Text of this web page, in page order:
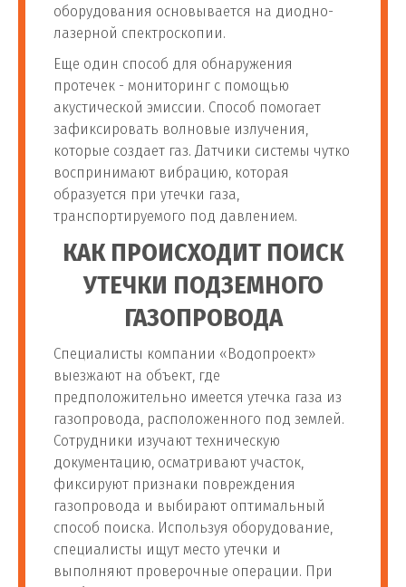
оборудования основывается на диодно-
лазерной спектроскопии.
Еще один способ для обнаружения
протечек - мониторинг с помощью
акустической эмиссии. Способ помогает
зафиксировать волновые излучения,
которые создает газ. Датчики системы чутко
воспринимают вибрацию, которая
образуется при утечки газа,
транспортируемого под давлением.
КАК ПРОИСХОДИТ ПОИСК
УТЕЧКИ ПОДЗЕМНОГО
ГАЗОПРОВОДА
Специалисты компании «Водопроект»
выезжают на объект, где
предположительно имеется утечка газа из
газопровода, расположенного под землей.
Сотрудники изучают техническую
документацию, осматривают участок,
фиксируют признаки повреждения
газопровода и выбирают оптимальный
способ поиска. Используя оборудование,
специалисты ищут место утечки и
выполняют проверочные операции. При